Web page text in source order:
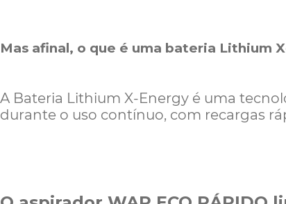
Mas afinal, o que é uma bateria Lithium
A Bateria Lithium X-Energy é uma
durante o uso contínuo, com recargas